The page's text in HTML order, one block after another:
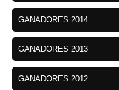
GANADORES 2014
GANADORES 2013
GANADORES 2012